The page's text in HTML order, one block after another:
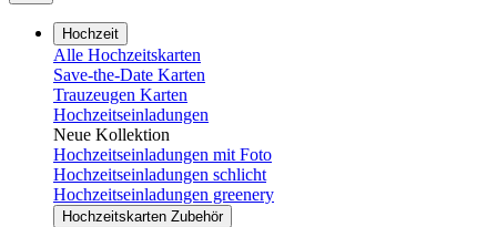
Hochzeit
Alle Hochzeitskarten
Save-the-Date Karten
Trauzeugen Karten
Hochzeitseinladungen
Neue Kollektion
Hochzeitseinladungen mit Foto
Hochzeitseinladungen schlicht
Hochzeitseinladungen greenery
Hochzeitskarten Zubehör